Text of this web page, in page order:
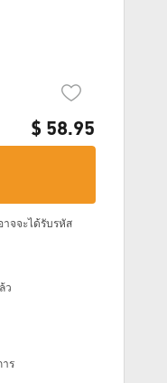
$ 58.95
จจะได้รับรหัส
ว
าร